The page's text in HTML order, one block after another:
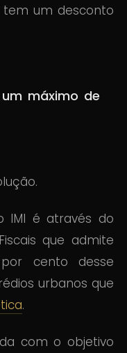
um desconto
máximo de
IMI é através do
que admite
cento desse
urbanos que
.
com o objetivo